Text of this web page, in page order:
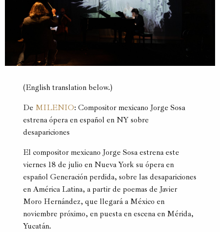
(English translation below.)​
De MILENIO: Compositor mexicano Jorge Sosa
estrena ópera en español en NY sobre
desapariciones
El compositor mexicano Jorge Sosa estrena este
viernes 18 de julio en Nueva York su ópera en
español Generación perdida, sobre las desapariciones
en América Latina, a partir de poemas de Javier
Moro Hernández, que llegará a México en
noviembre próximo, en puesta en escena en Mérida,
Yucatán.